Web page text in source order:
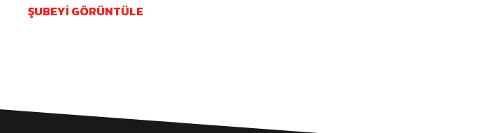
ŞUBEYI GÖRÜNTÜLE